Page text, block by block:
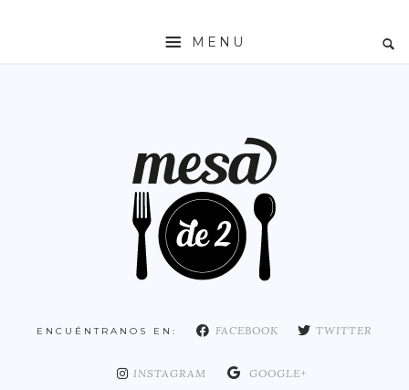
MENU
COMUNIDAD DE MADRID
DISTRITO ARGANZUELA
ENCUÉNTRANOS EN: FACEBOOK TWITTER
INSTAGRAM GOOGLE+